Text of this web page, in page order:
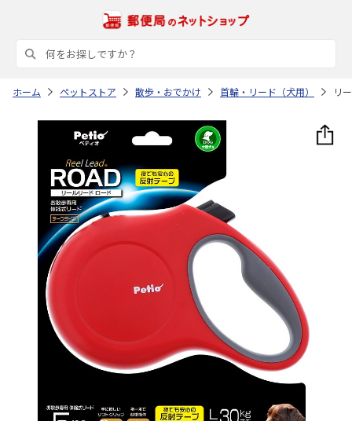
ホーム ペットストア 散歩・おでかけ 首輪・リード（犬用） リ